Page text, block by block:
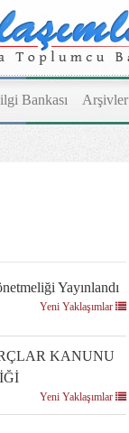
Bankası Arşivler
Yayınlandı
Yeni Yaklaşımlar
KANUNU
Yeni Yaklaşımlar